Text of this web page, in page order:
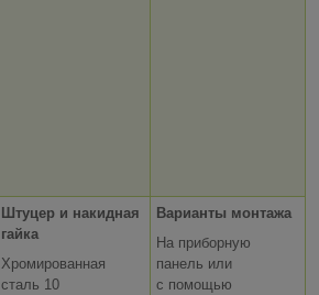
Штуцер и накидная
гайка
Хромированная
сталь 10
Варианты монтажа
На приборную
панель или
с помощью